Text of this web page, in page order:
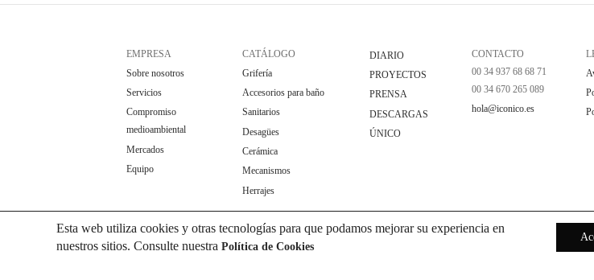
EMPRESA
Sobre nosotros
Servicios
Compromiso
medioambiental
Mercados
Equipo
CATÁLOGO
Grifería
Accesorios para baño
Sanitarios
Desagües
Cerámica
Mecanismos
Herrajes
DIARIO
PROYECTOS
PRENSA
DESCARGAS
ÚNICO
CONTACTO
00 34 937 68 68 71
00 34 670 265 089
hola@iconico.es
Esta web utiliza cookies y otras tecnologías para que podamos mejorar su experiencia en
nuestros sitios. Consulte nuestra Política de Cookies